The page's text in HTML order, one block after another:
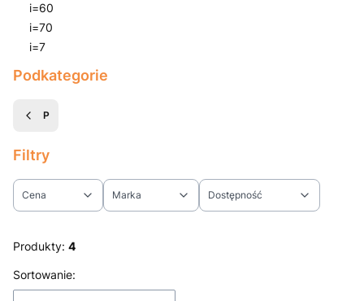
i=60
i=70
i=7
Koniec menu
Podkategorie
P
Filtry
Cena Marka Dostępność
Produkty: 4
Lista produktów
Sortowanie: